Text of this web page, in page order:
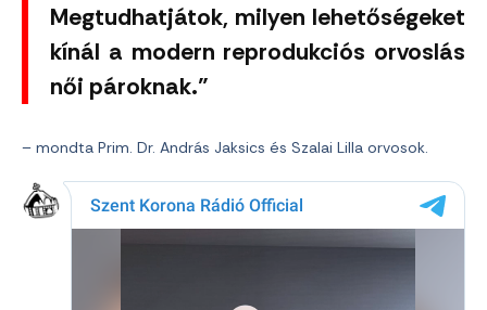
Megtudhatjátok, milyen lehetőségeket
kínál a modern reprodukciós orvoslás
női pároknak.”
– mondta Prim. Dr. András Jaksics és Szalai Lilla orvosok.